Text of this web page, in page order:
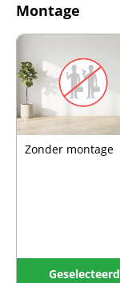
Montage
Zonder montage
Geselecteerd